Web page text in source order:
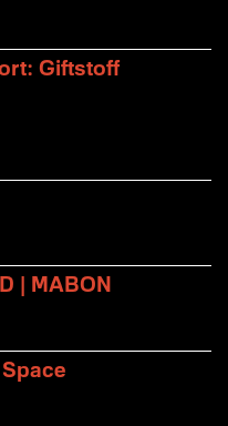
Giftstoff
| MABON